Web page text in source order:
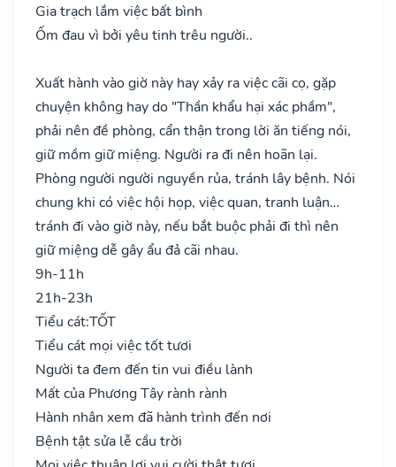
Gia trạch lắm việc bất bình
Ốm đau vì bởi yêu tinh trêu người..
Xuất hành vào giờ này hay xảy ra việc cãi cọ, gặp
chuyện không hay do "Thần khẩu hại xác phầm",
phải nên đề phòng, cẩn thận trong lời ăn tiếng nói,
giữ mồm giữ miệng. Người ra đi nên hoãn lại.
Phòng người người nguyền rủa, tránh lây bệnh. Nói
chung khi có việc hội họp, việc quan, tranh luận…
tránh đi vào giờ này, nếu bắt buộc phải đi thì nên
giữ miệng dễ gây ẩu đả cãi nhau.
9h-11h
21h-23h
Tiểu cát:TỐT
Tiểu cát mọi việc tốt tươi
Người ta đem đến tin vui điều lành
Mất của Phương Tây rành rành
Hành nhân xem đã hành trình đến nơi
Bệnh tật sửa lễ cầu trời